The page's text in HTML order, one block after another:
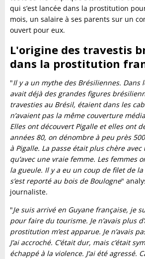
qui s’est lancée dans la prostitution
mois, un salaire à ses parents sur un
ouvert pour eux.
L'origine des travestis
dans la prostitution
"Il y a un mythe des Brésiliennes. Dans
avait déjà des grandes figures
travesties au Brésil, étaient dans les
n’avaient pas la même couverture
Elles ont découvert Pigalle et elles ont
années 80, on dénombre à peu près
à Pigalle. La passe était plus chère
qu’avec une vraie femme. Les femmes
la gueule. Il y a eu un coup de filet de
s’est reporté au bois de Boulogne"
journaliste.
"Je suis arrivé en Guyane française, je
pour faire du tourisme. Je n’avais plus
prostitution m’est apparue. Je n’avais
J’ai accroché. C’était dur, mais c’était
échappé à la violence. J’ai été agressé.